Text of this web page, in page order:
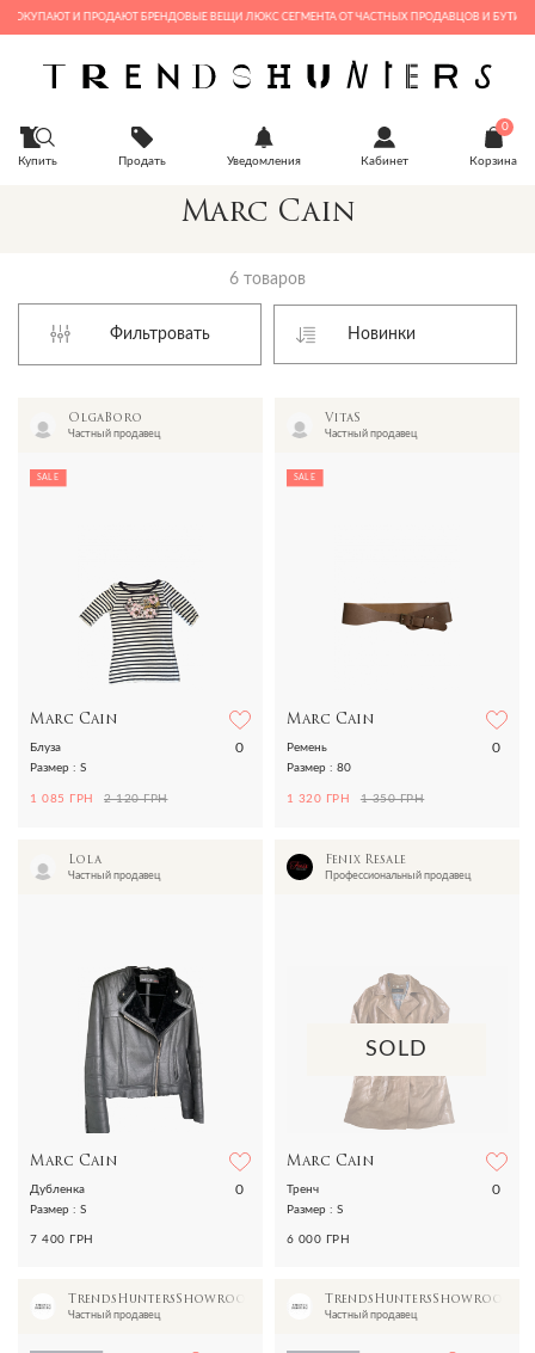
И ПРОДАЮТ БРЕНДОВЫЕ ВЕЩИ ЛЮКС СЕГМЕНТА ОТ ЧАСТНЫХ ПРОДАВЦОВ И БУТИКОВ
Купить Продать Уведомления Кабинет
0
Корзина
Marc Cain
6 товаров
Фильтровать
OlgaBoro
Частный продавец
SALE
Marc Cain
0
Блуза
Размер : S
1 085 ГРН 2 120 ГРН
VitaS
Частный продавец
SALE
Marc Cain
0
Ремень
Размер : 80
1 320 ГРН 1 350 ГРН
Lola
Частный продавец
Marc Cain
0
Дубленка
Размер : S
7 400 ГРН
Fenix Resale
Профессиональный продавец
SOLD
Marc Cain
0
Тренч
Размер : S
6 000 ГРН
TrendsHuntersShowroom
Частный продавец
TrendsHuntersShowroom
Частный продавец